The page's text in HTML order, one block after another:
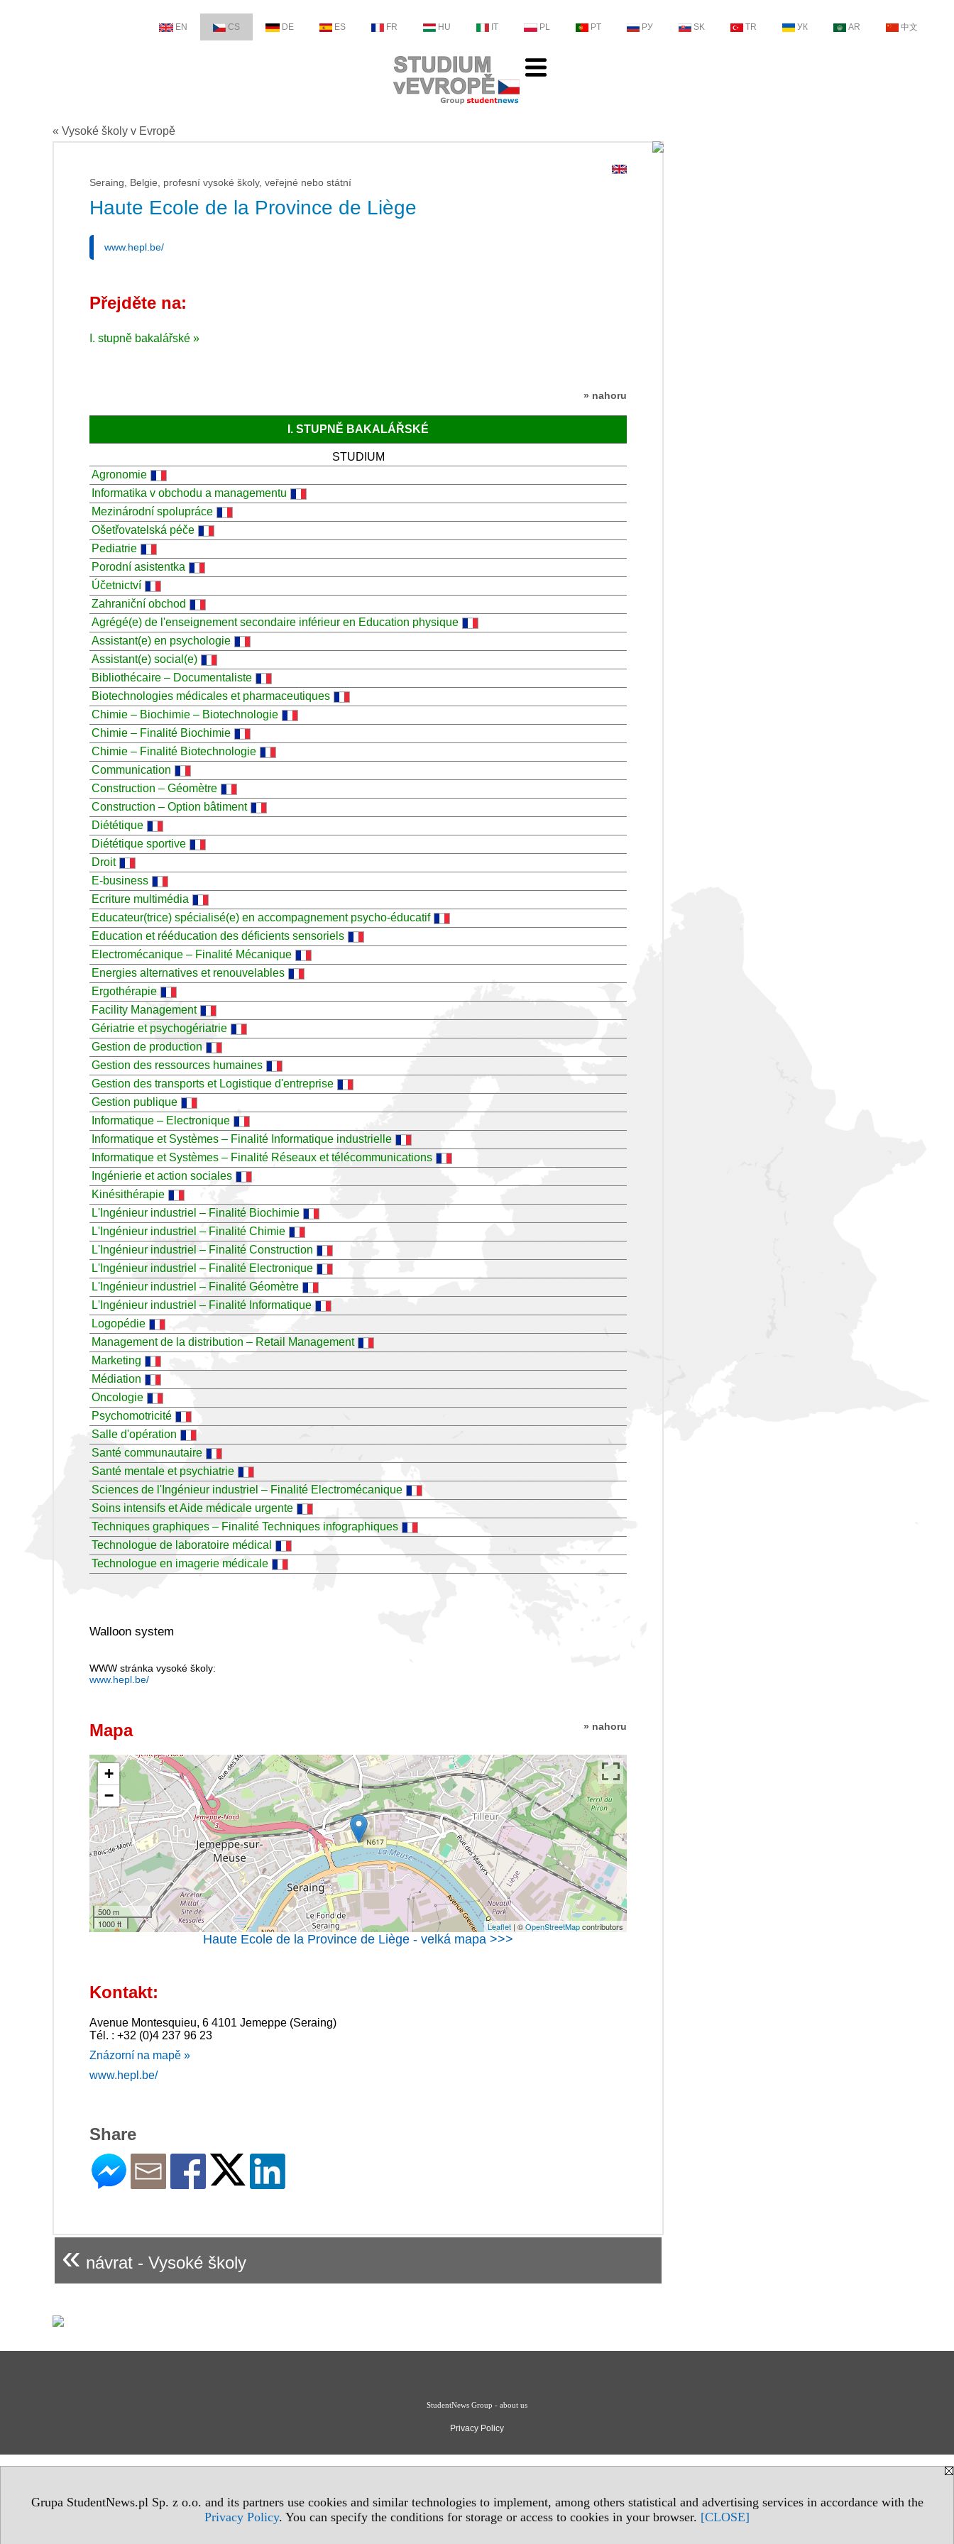
Grupa StudentNews.pl Sp. z o.o. and its partners use cookies and similar technologies to implement, among others statistical and advertising services in accordance with the
Privacy Policy. You can specify the conditions for storage or access to cookies in your browser. [CLOSE]
EN CS DE ES FR HU IT PL PT РУ SK TR УК AR 中文
« Vysoké školy v Evropě
Seraing, Belgie, profesní vysoké školy, veřejné nebo státní
Haute Ecole de la Province de Liège
www.hepl.be/
Přejděte na:
I. stupně bakalářské »
» nahoru
I. STUPNĚ BAKALÁŘSKÉ
STUDIUM
Agronomie
Informatika v obchodu a managementu
Mezinárodní spolupráce
Ošetřovatelská péče
Pediatrie
Porodní asistentka
Účetnictví
Zahraniční obchod
Agrégé(e) de l'enseignement secondaire inférieur en Education physique
Assistant(e) en psychologie
Assistant(e) social(e)
Bibliothécaire – Documentaliste
Biotechnologies médicales et pharmaceutiques
Chimie – Biochimie – Biotechnologie
Chimie – Finalité Biochimie
Chimie – Finalité Biotechnologie
Communication
Construction – Géomètre
Construction – Option bâtiment
Diététique
Diététique sportive
Droit
E-business
Ecriture multimédia
Educateur(trice) spécialisé(e) en accompagnement psycho-éducatif
Education et rééducation des déficients sensoriels
Electromécanique – Finalité Mécanique
Energies alternatives et renouvelables
Ergothérapie
Facility Management
Gériatrie et psychogériatrie
Gestion de production
Gestion des ressources humaines
Gestion des transports et Logistique d'entreprise
Gestion publique
Informatique – Electronique
Informatique et Systèmes – Finalité Informatique industrielle
Informatique et Systèmes – Finalité Réseaux et télécommunications
Ingénierie et action sociales
Kinésithérapie
L'Ingénieur industriel – Finalité Biochimie
L'Ingénieur industriel – Finalité Chimie
L'Ingénieur industriel – Finalité Construction
L'Ingénieur industriel – Finalité Electronique
L'Ingénieur industriel – Finalité Géomètre
L'Ingénieur industriel – Finalité Informatique
Logopédie
Management de la distribution – Retail Management
Marketing
Médiation
Oncologie
Psychomotricité
Salle d'opération
Santé communautaire
Santé mentale et psychiatrie
Sciences de l'Ingénieur industriel – Finalité Electromécanique
Soins intensifs et Aide médicale urgente
Techniques graphiques – Finalité Techniques infographiques
Technologue de laboratoire médical
Technologue en imagerie médicale
Walloon system
WWW stránka vysoké školy:
www.hepl.be/
» nahoru
Mapa
+
−
500 m
1000 ft
Leaflet | ©OpenStreetMapcontributors
Haute Ecole de la Province de Liège - velká mapa >>>
Kontakt:
Avenue Montesquieu, 6 4101 Jemeppe (Seraing)
Tél. : +32 (0)4 237 96 23
Znázorní na mapě »
www.hepl.be/
Share
« návrat - Vysoké školy
StudentNews Group - about us
Privacy Policy